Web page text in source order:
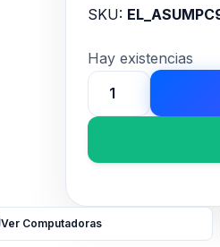
SKU:
Hay existencias
Mini
PC
Intel
Ver Computadoras